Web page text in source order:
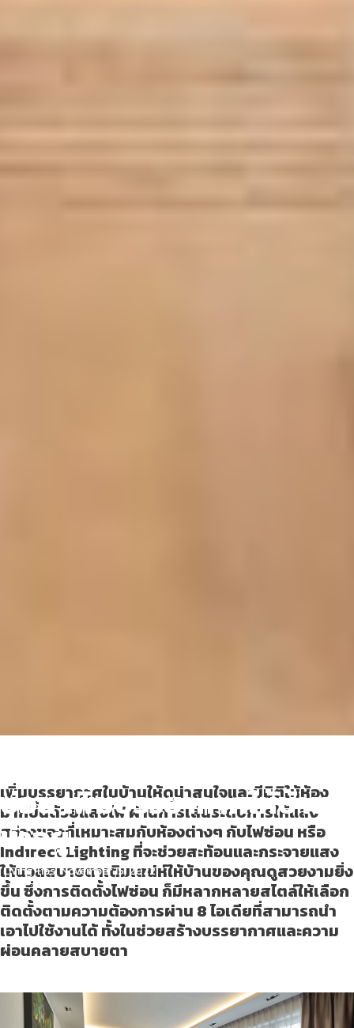
ซ่อน เพิ่มบรรยากาศให้บ้าน
น่าอยู่
Living Tips November 15, 2022
เพิ่มบรรยากาศในบ้านให้ดูน่าสนใจและมีมิติให้ห้อง
มากขึ้นด้วยแสงไฟ ผ่านการเล่นระดับการให้แสง
สว่างของที่เหมาะสมกับห้องต่างๆ กับไฟซ่อน หรือ
Indirect Lighting ที่จะช่วยสะท้อนและกระจายแสง
ให้นวลสบายตาเติมเสน่ห์ให้บ้านของคุณดูสวยงามยิ่ง
ขึ้น ซึ่งการติดตั้งไฟซ่อน ก็มีหลากหลายสไตล์ให้เลือก
ติดตั้งตามความต้องการผ่าน 8 ไอเดียที่สามารถนำ
เอาไปใช้งานได้ ทั้งในช่วยสร้างบรรยากาศและความ
ผ่อนคลายสบายตา